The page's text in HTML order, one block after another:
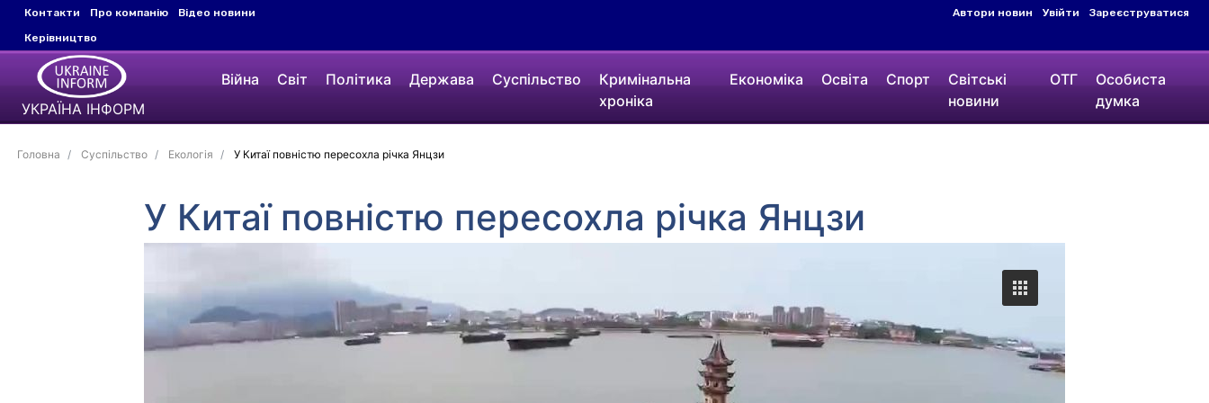
Контакти Про компанію
Відео новини
Керівництво
Автори новин Увійти Зареєструватися
УКРАЇНА ІНФОРМ
Війна Світ Політика Держава Суспільство
Кримінальна
хроніка
Економіка Освіта Спорт
Світські
новини
ОТГ
Особиста
думка
Головна Суспільство Екологія У Китаї повністю пересохла річка Янцзи
У Китаї повністю пересохла річка Янцзи